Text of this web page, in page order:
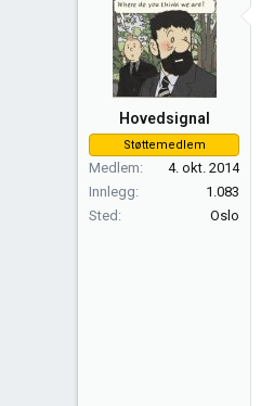
Hovedsignal
Støttemedlem
Medlem
4. okt. 2014
Innlegg
1.083
Sted
Oslo